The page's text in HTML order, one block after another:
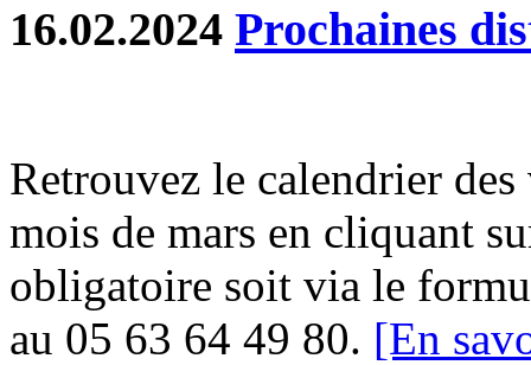
16.02.2024 Prochaines
Retrouvez le calendrier
mois de mars en cliquant
obligatoire soit via le
au 05 63 64 49 80. [En